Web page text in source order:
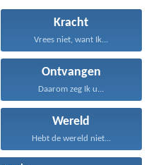
Kracht
Vrees niet, want Ik...
Ontvangen
Daarom zeg Ik u...
Wereld
Hebt de wereld niet...